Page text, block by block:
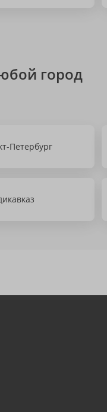
город
Петербург